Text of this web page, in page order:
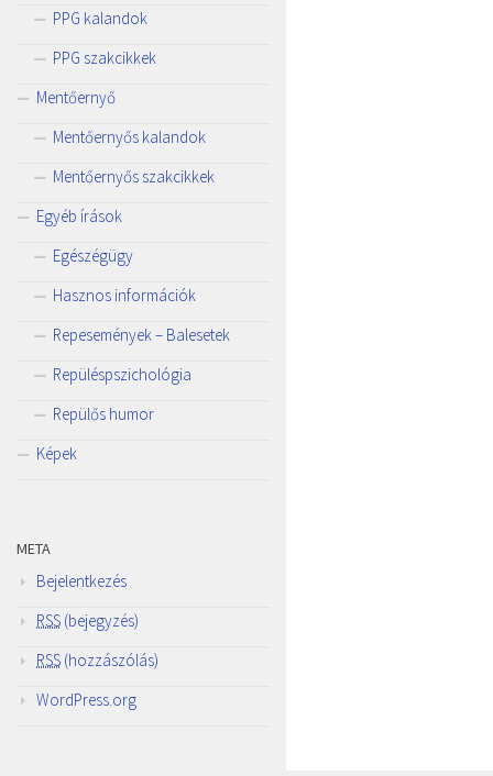
PPG kalandok
PPG szakcikkek
Mentőernyő
Mentőernyős kalandok
Mentőernyős szakcikkek
Egyéb írások
Egészégügy
Hasznos információk
Repesemények – Balesetek
Repüléspszichológia
Repülős humor
Képek
META
Bejelentkezés
RSS (bejegyzés)
RSS (hozzászólás)
WordPress.org